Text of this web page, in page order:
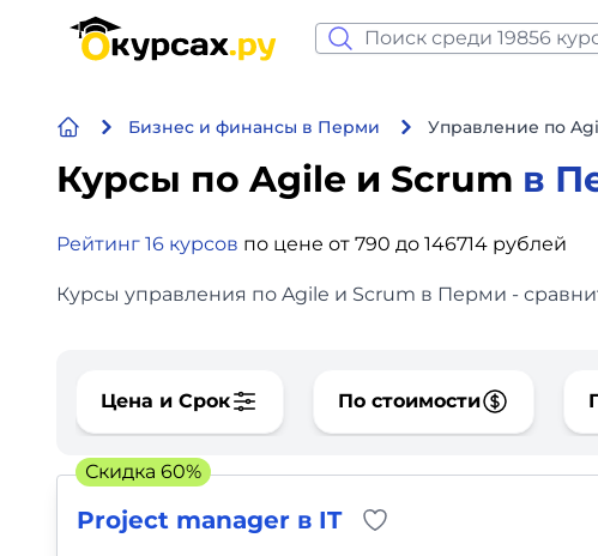
Бизнес и финансы в Перми Управление по
Курсы по Agile и Scrum в
Рейтинг 16 курсов по цене от 790 до 146714 рублей
Курсы управления по Agile и Scrum в Перми -
Цена и Срок По стоимости
Project manager в IT
Скидка 60%
Программирование
Бизнес и финансы
Дизайн
Видео, фото, аудио
Маркетинг
Иностранный язык